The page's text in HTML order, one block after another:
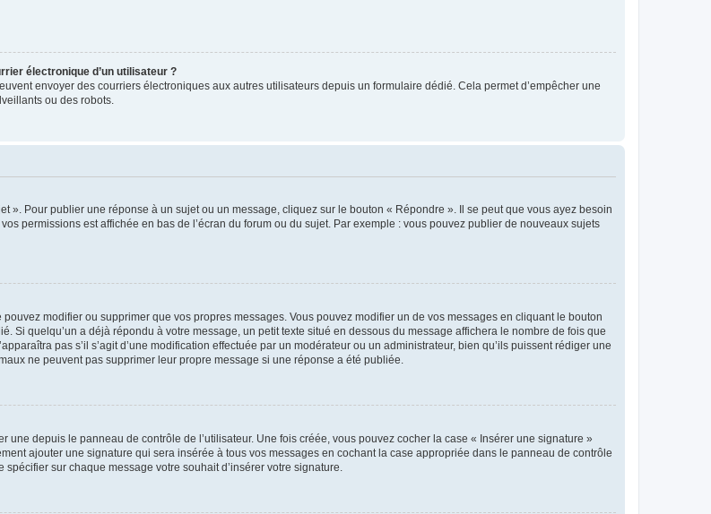
électronique d’un utilisateur ?
envoyer des courriers électroniques aux autres utilisateurs depuis un formulaire dédié. Cela permet d’empêcher une
ou des robots.
». Pour publier une réponse à un sujet ou un message, cliquez sur le bouton « Répondre ». Il se peut que vous ayez besoin
permissions est affichée en bas de l’écran du forum ou du sujet. Par exemple : vous pouvez publier de nouveaux sujets
modifier ou supprimer que vos propres messages. Vous pouvez modifier un de vos messages en cliquant le bouton
Si quelqu’un a déjà répondu à votre message, un petit texte situé en dessous du message affichera le nombre de fois que
pas s’il s’agit d’une modification effectuée par un modérateur ou un administrateur, bien qu’ils puissent rédiger une
ne peuvent pas supprimer leur propre message si une réponse a été publiée.
une depuis le panneau de contrôle de l’utilisateur. Une fois créée, vous pouvez cocher la case « Insérer une signature »
ajouter une signature qui sera insérée à tous vos messages en cochant la case appropriée dans le panneau de contrôle
sur chaque message votre souhait d’insérer votre signature.